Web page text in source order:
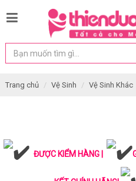
Trang chủ Vệ Sinh Vệ Sinh Khác
ĐƯỢC KIỂM HÀNG |